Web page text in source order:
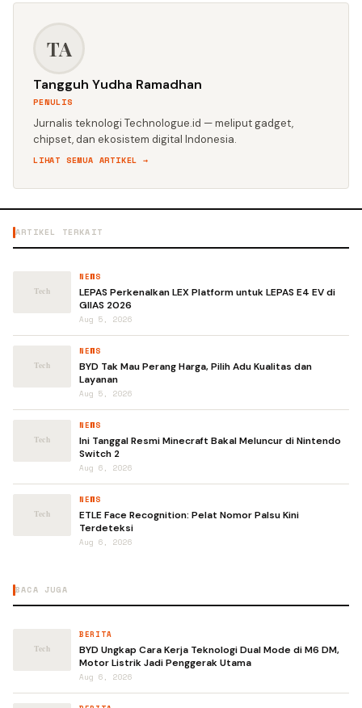
TA
Tangguh Yudha Ramadhan
PENULIS
Jurnalis teknologi Technologue.id — meliput gadget,
chipset, dan ekosistem digital Indonesia.
LIHAT SEMUA ARTIKEL →
ARTIKEL TERKAIT
NEWS
LEPAS Perkenalkan LEX Platform untuk LEPAS E4 EV di
GIIAS 2026
Aug 5, 2026
NEWS
BYD Tak Mau Perang Harga, Pilih Adu Kualitas dan
Layanan
Aug 5, 2026
NEWS
Ini Tanggal Resmi Minecraft Bakal Meluncur di Nintendo
Switch 2
Aug 6, 2026
NEWS
ETLE Face Recognition: Pelat Nomor Palsu Kini
Terdeteksi
Aug 6, 2026
BACA JUGA
BERITA
BYD Ungkap Cara Kerja Teknologi Dual Mode di M6 DM,
Motor Listrik Jadi Penggerak Utama
Aug 6, 2026